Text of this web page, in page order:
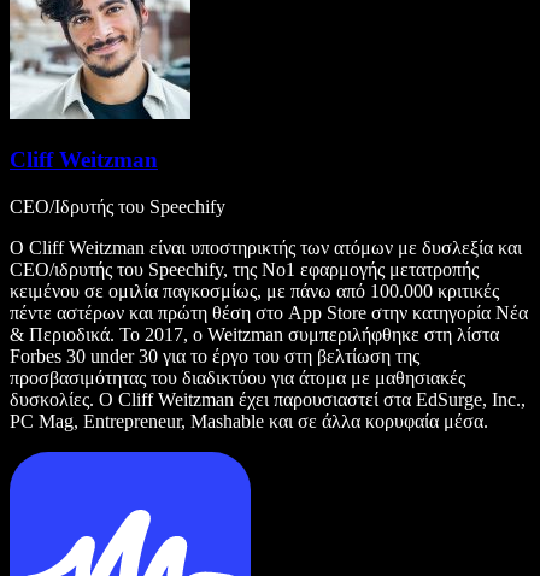
Cliff Weitzman
CEO/Ιδρυτής του Speechify
Ο Cliff Weitzman είναι υποστηρικτής των ατόμων με δυσλεξία και
CEO/ιδρυτής του Speechify, της Νο1 εφαρμογής μετατροπής
κειμένου σε ομιλία παγκοσμίως, με πάνω από 100.000 κριτικές
πέντε αστέρων και πρώτη θέση στο App Store στην κατηγορία Νέα
& Περιοδικά. Το 2017, ο Weitzman συμπεριλήφθηκε στη λίστα
Forbes 30 under 30 για το έργο του στη βελτίωση της
προσβασιμότητας του διαδικτύου για άτομα με μαθησιακές
δυσκολίες. Ο Cliff Weitzman έχει παρουσιαστεί στα EdSurge, Inc.,
PC Mag, Entrepreneur, Mashable και σε άλλα κορυφαία μέσα.